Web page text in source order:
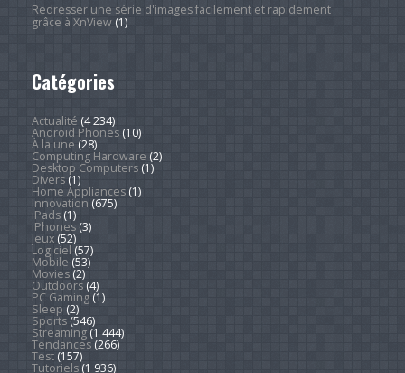
Redresser une série d'images facilement et rapidement
grâce à XnView(1)
Catégories
Actualité (4 234)
Android Phones(10)
À la une (28)
Computing Hardware (2)
Desktop Computers(1)
Divers(1)
Home Appliances(1)
Innovation (675)
iPads(1)
iPhones(3)
Jeux(52)
Logiciel (57)
Mobile (53)
Movies(2)
Outdoors(4)
PC Gaming(1)
Sleep (2)
Sports(546)
Streaming(1 444)
Tendances(266)
Test(157)
Tutoriels(1 936)